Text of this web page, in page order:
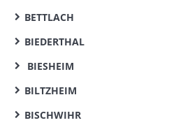
BETTLACH
BIEDERTHAL
BIESHEIM
BILTZHEIM
BISCHWIHR